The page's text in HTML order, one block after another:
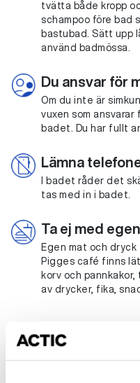
tvätta både kropp
schampoo före bad
bastubad. Sätt upp
använd badmössa.
Du ansvar för
Om du inte är
vuxen som
badet. Du har fullt
Lämna
I badet råder det
tas med in i badet.
Ta ej med
Egen mat och dryck
Pigges café finns
korv och
av drycker, fika,
Trivsel- och